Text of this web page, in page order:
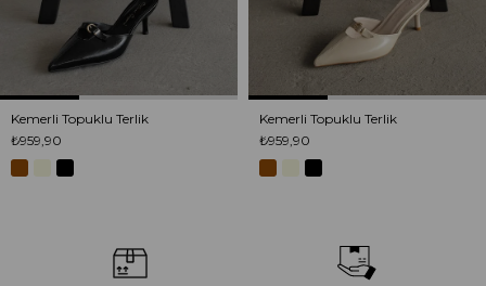
Kemerli Topuklu Terlik
₺959,90
Kemerli Topuklu Terlik
₺959,90